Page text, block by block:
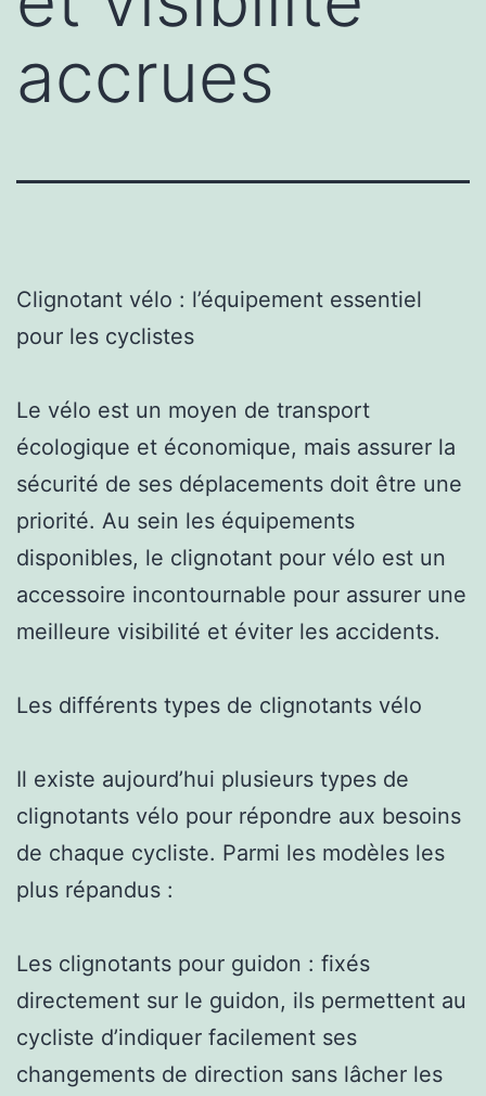
accrues
Clignotant vélo : l’équipement essentiel
pour les cyclistes
Le vélo est un moyen de transport
écologique et économique, mais assurer la
sécurité de ses déplacements doit être une
priorité. Au sein les équipements
disponibles, le clignotant pour vélo est un
accessoire incontournable pour assurer une
meilleure visibilité et éviter les accidents.
Les différents types de clignotants vélo
Il existe aujourd’hui plusieurs types de
clignotants vélo pour répondre aux besoins
de chaque cycliste. Parmi les modèles les
plus répandus :
Les clignotants pour guidon : fixés
directement sur le guidon, ils permettent au
cycliste d’indiquer facilement ses
changements de direction sans lâcher les